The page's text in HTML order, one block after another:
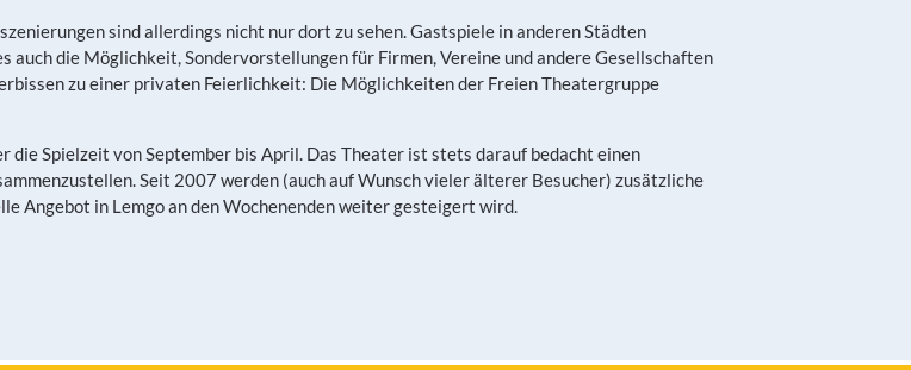
sind allerdings nicht nur dort zu sehen. Gastspiele in anderen Städten
auch die Möglichkeit, Sondervorstellungen für Firmen, Vereine und andere Gesellschaften
zu einer privaten Feierlichkeit: Die Möglichkeiten der Freien Theatergruppe
die Spielzeit von September bis April. Das Theater ist stets darauf bedacht einen
Seit 2007 werden (auch auf Wunsch vieler älterer Besucher) zusätzliche
Angebot in Lemgo an den Wochenenden weiter gesteigert wird.